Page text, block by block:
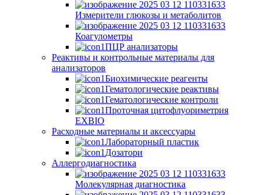
Измерители глюкозы и метаболитов
Коагулометры
ПЦР анализаторы
Реактивы и контрольные материалы для
анализаторов
Биохимические реагенты
Гематологические реактивы
Гематологические контроли
Проточная цитофлуориметрия
EXBIO
Расходные материалы и аксессуары
Лабораторный пластик
Дозатори
Аллергодиагностика
Молекулярная диагностика